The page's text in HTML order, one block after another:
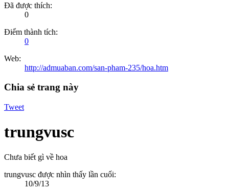
Đã được thích:
0
Điểm thành tích:
0
Web:
http://admuaban.com/san-pham-235/hoa.htm
Chia sẻ trang này
Tweet
trungvusc
Chưa biết gì về hoa
trungvusc được nhìn thấy lần cuối:
10/9/13